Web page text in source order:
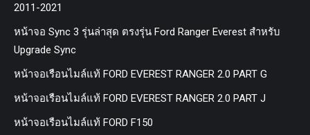
2011-2021
หน้าจอ Sync 3 รุ่นล่าสุด ตรงรุ่น Ford Ranger Everest สำหรับ
Upgrade Sync
หน้าจอเรือนไมล์แท้ FORD EVEREST RANGER 2.0 PART G
หน้าจอเรือนไมล์แท้ FORD EVEREST RANGER 2.0 PART J
หน้าจอเรือนไมล์แท้ FORD F150